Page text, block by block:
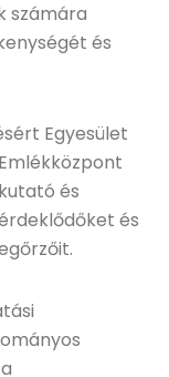
számára
és
Egyesület
és
és